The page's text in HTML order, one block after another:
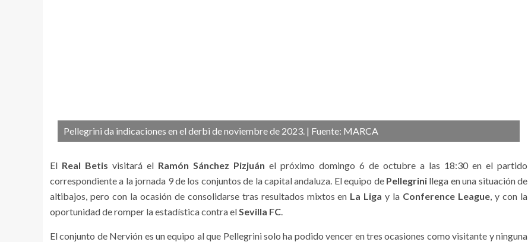
Pellegrini da indicaciones en el derbi de noviembre de 2023. | Fuente: MARCA
El Real Betis visitará el Ramón Sánchez Pizjuán el próximo domingo 6 de octubre a las 18:30 en el partido
correspondiente a la jornada 9 de los conjuntos de la capital andaluza. El equipo de Pellegrini llega en una situación de
altibajos, pero con la ocasión de consolidarse tras resultados mixtos en La Liga y la Conference League, y con la
oportunidad de romper la estadística contra elSevilla FC.
El conjunto de Nervión es un equipo al que Pellegrini solo ha podido vencer en tres ocasiones como visitante y ninguna